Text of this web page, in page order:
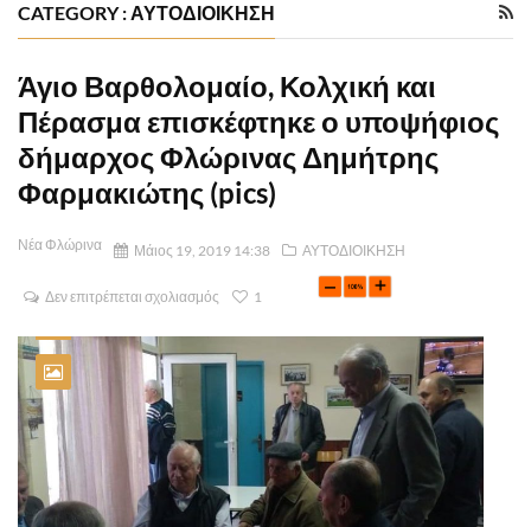
CATEGORY : ΑΥΤΟΔΙΟΙΚΗΣΗ
Άγιο Βαρθολομαίο, Κολχική και
Πέρασμα επισκέφτηκε ο υποψήφιος
δήμαρχος Φλώρινας Δημήτρης
Φαρμακιώτης (pics)
Νέα Φλώρινα Μάιος 19, 2019 14:38 ΑΥΤΟΔΙΟΙΚΗΣΗ
Δεν επιτρέπεται σχολιασμός 1